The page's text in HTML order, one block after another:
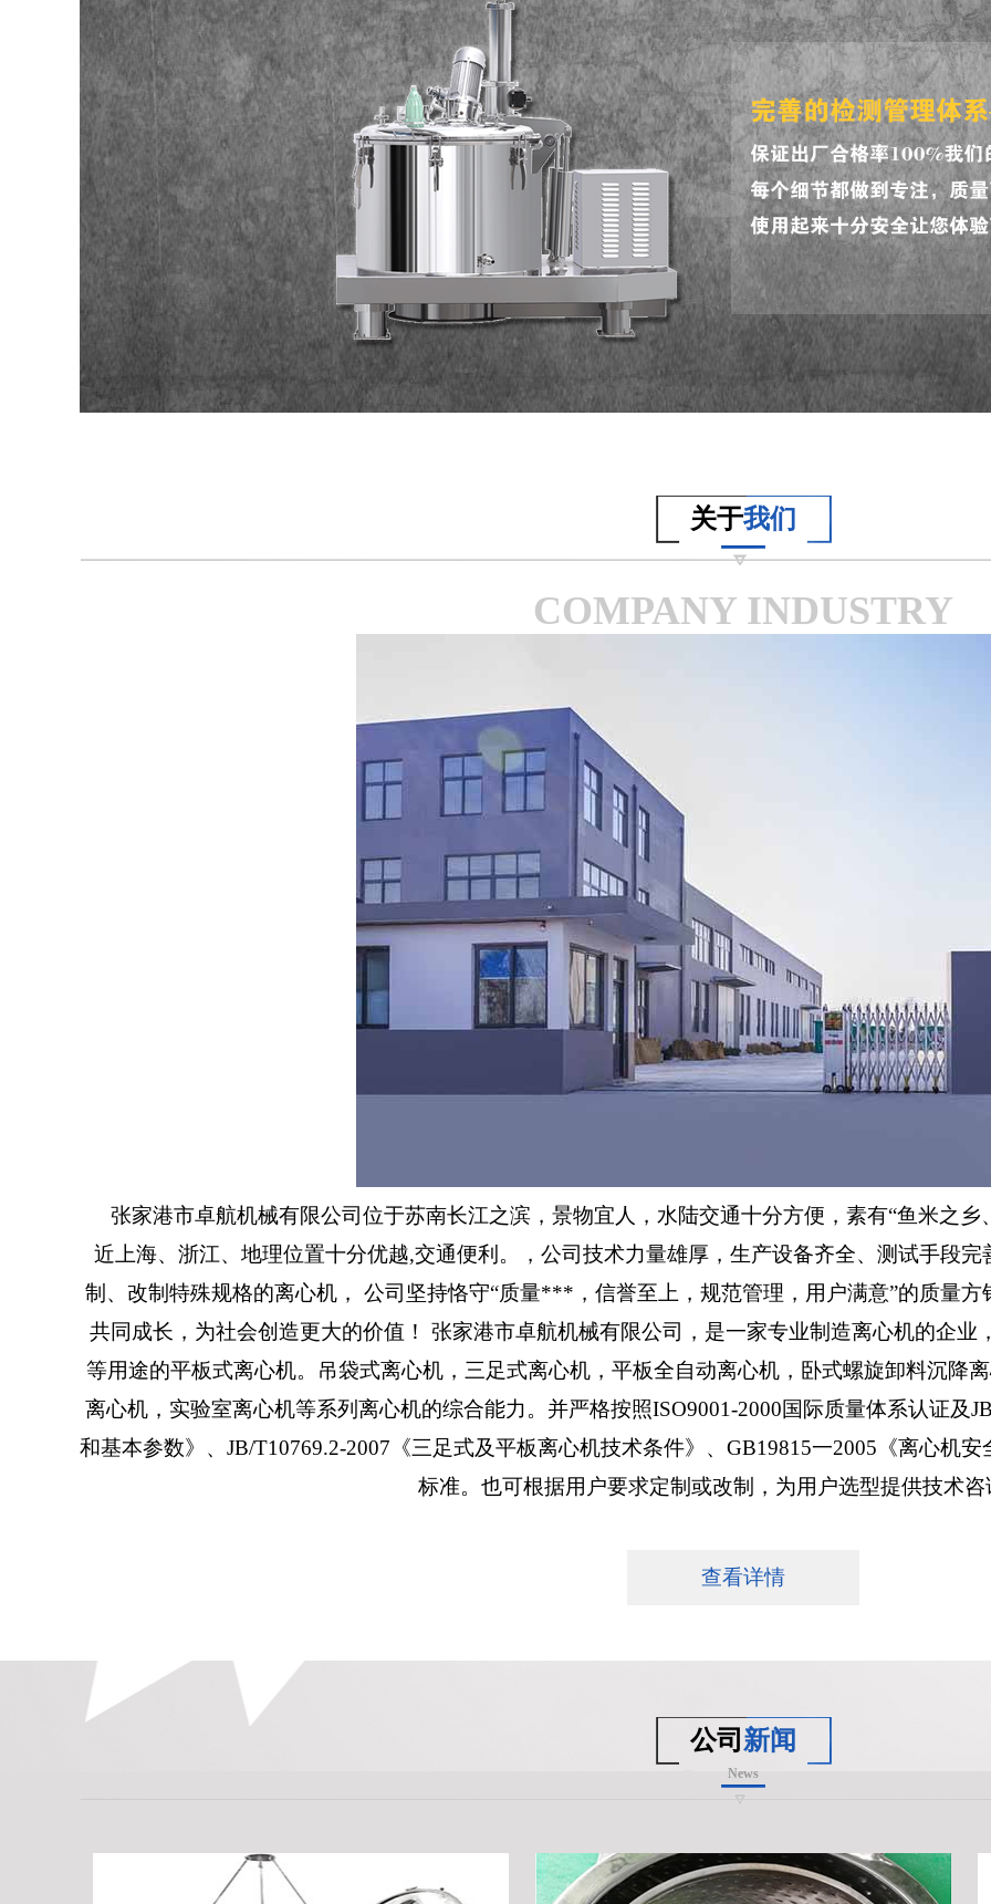
关于我们
COMPANY INDUSTRY
张家港市卓航机械有限公司位于苏南长江之滨，景物宜人，水陆交通十分方便，素有“鱼米之乡
近上海、浙江、地理位置十分优越,交通便利。，公司技术力量雄厚，生产设备齐全、测试手段
制、改制特殊规格的离心机， 公司坚持恪守“质量***，信誉至上，规范管理，用户满意”的质量
共同成长，为社会创造更大的价值！ 张家港市卓航机械有限公司，是一家专业制造离心机的企
等用途的平板式离心机。吊袋式离心机，三足式离心机，平板全自动离心机，卧式螺旋卸料沉降
离心机，实验室离心机等系列离心机的综合能力。并严格按照ISO9001-2000国际质量体系认证及
和基本参数》、JB/T10769.2-2007《三足式及平板离心机技术条件》、GB19815一2005《离心机
标准。也可根据用户要求定制或改制，为用户选型提供技术咨
查看详情
公司 新闻
News